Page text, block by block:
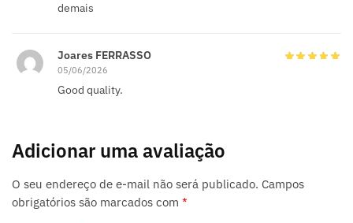
demais
Joares FERRASSO
05/06/2026
Good quality.
Adicionar uma avaliação
O seu endereço de e-mail não será publicado. Campos
obrigatórios são marcados com *